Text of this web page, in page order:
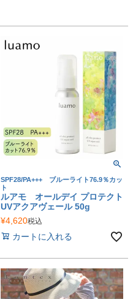
SPF28/PA+++ ブルーライト76.9％カッ
ト
ルアモ オールデイ プロテクト
UVアクアヴェール 50g
¥4,620税込
カートに入れる